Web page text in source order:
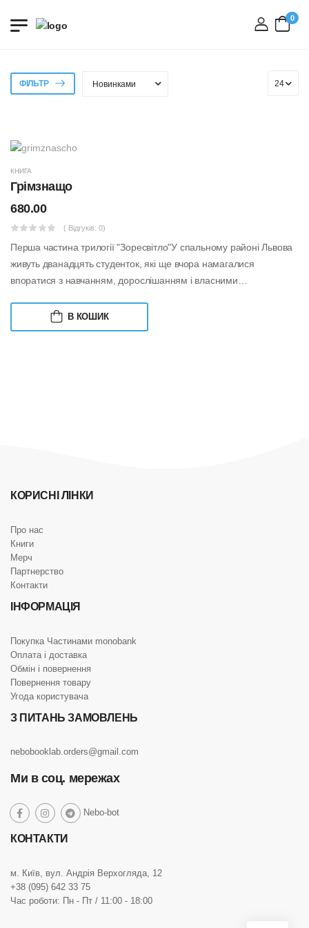
вхід
0
ФІЛЬТР
КНИГА
Грімзнащо
680.00
( Відгуків: 0)
Перша частина трилогії "Зоресвітло"У спальному районі Львова
живуть дванадцять студенток, які ще вчора намагалися
впоратися з навчанням, дорослішанням і власними
В КОШИК
КОРИСНІ ЛІНКИ
Про нас
Книги
Мерч
Партнерство
Контакти
ІНФОРМАЦІЯ
Покупка Частинами monobank
Оплата і доставка
Обмін і повернення
Повернення товару
Угода користувача
З ПИТАНЬ ЗАМОВЛЕНЬ
nebobooklab.orders@gmail.com
Ми в соц. мережах
social social socialNebo-botsocial
КОНТАКТИ
м. Київ, вул. Андрія Верхогляда, 12
+38 (095) 642 33 75
Час роботи: Пн - Пт / 11:00 - 18:00